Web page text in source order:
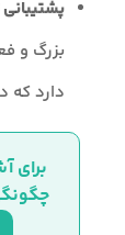
دارد که